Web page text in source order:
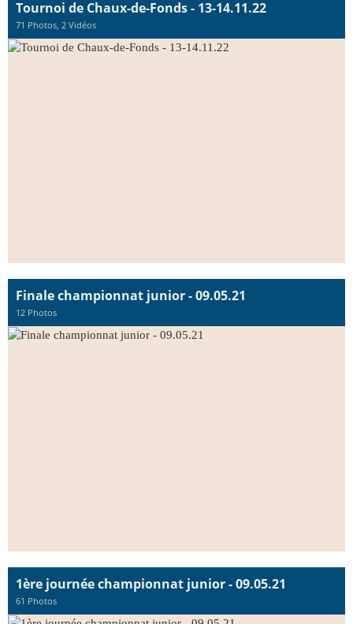
Tournoi de Chaux-de-Fonds - 13-14.11.22
71 Photos, 2 Vidéos
Finale championnat junior - 09.05.21
12 Photos
1ère journée championnat junior - 09.05.21
61 Photos